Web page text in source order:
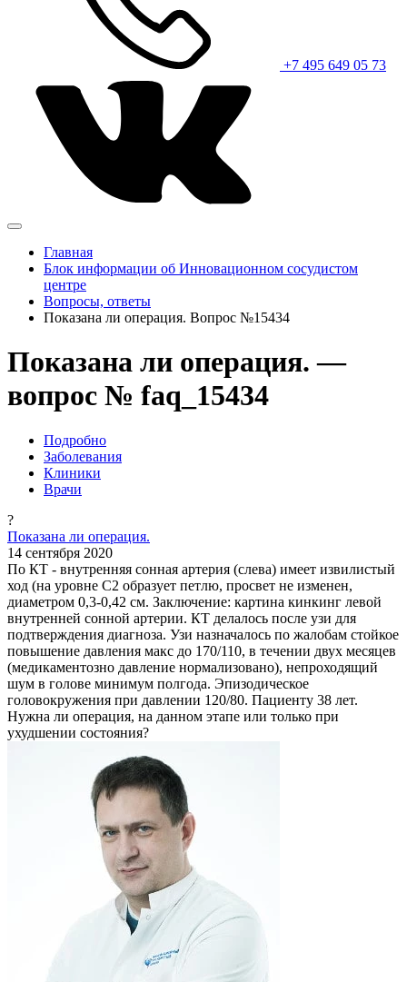
+7 495 649 05 73
Главная
Блок информации об Инновационном сосудистом
центре
Вопросы, ответы
Показана ли операция. Вопрос №15434
Показана ли операция. —
вопрос № faq_15434
Подробно
Заболевания
Клиники
Врачи
?
Показана ли операция.
14 сентября 2020
По КТ - внутренняя сонная артерия (слева) имеет извилистый
ход (на уровне С2 образует петлю, просвет не изменен,
диаметром 0,3-0,42 см. Заключение: картина кинкинг левой
внутренней сонной артерии. КТ делалось после узи для
подтверждения диагноза. Узи назначалось по жалобам стойкое
повышение давления макс до 170/110, в течении двух месяцев
(медикаментозно давление нормализовано), непроходящий
шум в голове минимум полгода. Эпизодическое
головокружения при давлении 120/80. Пациенту 38 лет.
Нужна ли операция, на данном этапе или только при
ухудшении состояния?